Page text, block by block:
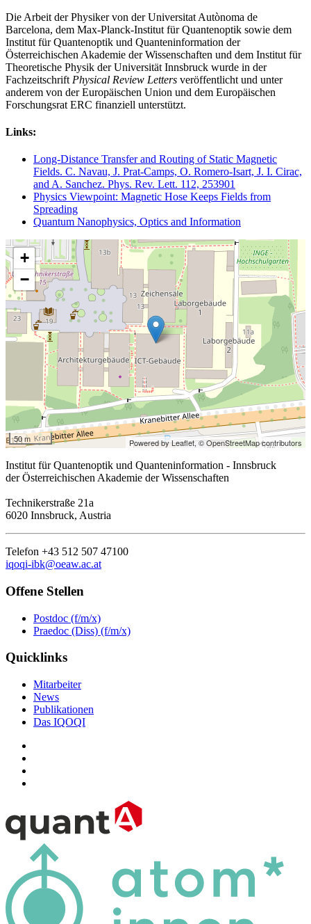
Die Arbeit der Physiker von der Universitat Autònoma de
Barcelona, dem Max-Planck-Institut für Quantenoptik sowie dem
Institut für Quantenoptik und Quanteninformation der
Österreichischen Akademie der Wissenschaften und dem Institut für
Theoretische Physik der Universität Innsbruck wurde in der
Fachzeitschrift Physical Review Letters veröffentlicht und unter
anderem von der Europäischen Union und dem Europäischen
Forschungsrat ERC finanziell unterstützt.
Links:
Long-Distance Transfer and Routing of Static Magnetic
Fields. C. Navau, J. Prat-Camps, O. Romero-Isart, J. I. Cirac,
and A. Sanchez. Phys. Rev. Lett. 112, 253901
Physics Viewpoint: Magnetic Hose Keeps Fields from
Spreading
Quantum Nanophysics, Optics and Information
+
−
50 m Powered by Leaflet,© OpenStreetMap contributors
Institut für Quantenoptik und Quanteninformation - Innsbruck
der Österreichischen Akademie der Wissenschaften
Technikerstraße 21a
6020 Innsbruck, Austria
Telefon +43 512 507 47100
iqoqi-ibk@oeaw.ac.at
Offene Stellen
Postdoc (f/m/x)
Praedoc (Diss) (f/m/x)
Quicklinks
Mitarbeiter
News
Publikationen
Das IQOQI